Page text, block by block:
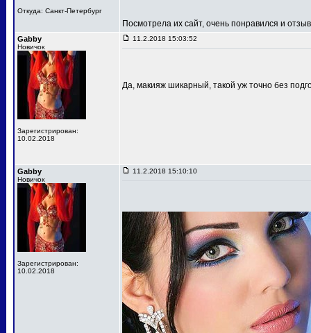
Откуда: Санкт-Петербург
Посмотрела их сайт, очень понравился и
Gabby
Новичок
Зарегистрирован:
10.02.2018
11.2.2018 15:03:52
Да, макияж шикарный, такой уж точно без
Gabby
Новичок
Зарегистрирован:
10.02.2018
11.2.2018 15:10:10